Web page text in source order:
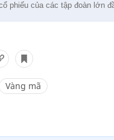
phiếu của các tập đoàn lớn
Vàng mã